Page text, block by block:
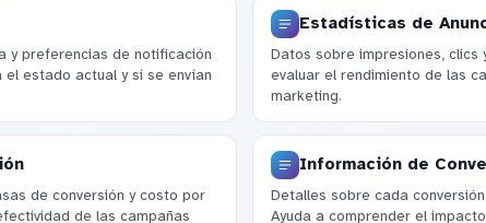
y preferencias de notificación
el estado actual y si se envían
Estadísticas de
Datos sobre impresiones, clics
evaluar el rendimiento de las
marketing.
de conversión y costo por
de las campañas
Información de
Detalles sobre cada
Ayuda a comprender el